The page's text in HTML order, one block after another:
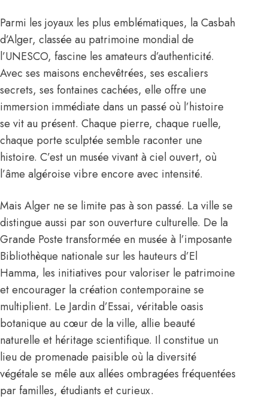
Parmi les joyaux les plus emblématiques, la Casbah
d’Alger, classée au patrimoine mondial de
l’UNESCO, fascine les amateurs d’authenticité.
Avec ses maisons enchevêtrées, ses escaliers
secrets, ses fontaines cachées, elle offre une
immersion immédiate dans un passé où l’histoire
se vit au présent. Chaque pierre, chaque ruelle,
chaque porte sculptée semble raconter une
histoire. C’est un musée vivant à ciel ouvert, où
l’âme algéroise vibre encore avec intensité.
Mais Alger ne se limite pas à son passé. La ville se
distingue aussi par son ouverture culturelle. De la
Grande Poste transformée en musée à l’imposante
Bibliothèque nationale sur les hauteurs d’El
Hamma, les initiatives pour valoriser le patrimoine
et encourager la création contemporaine se
multiplient. Le Jardin d’Essai, véritable oasis
botanique au cœur de la ville, allie beauté
naturelle et héritage scientifique. Il constitue un
lieu de promenade paisible où la diversité
végétale se mêle aux allées ombragées fréquentées
par familles, étudiants et curieux.